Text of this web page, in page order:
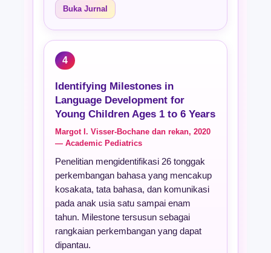
Buka Jurnal
4
Identifying Milestones in
Language Development for
Young Children Ages 1 to 6 Years
Margot I. Visser-Bochane dan rekan, 2020
— Academic Pediatrics
Penelitian mengidentifikasi 26 tonggak
perkembangan bahasa yang mencakup
kosakata, tata bahasa, dan komunikasi
pada anak usia satu sampai enam
tahun. Milestone tersusun sebagai
rangkaian perkembangan yang dapat
dipantau.